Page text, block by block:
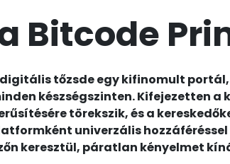
Bitcode
digitális tőzsde egy kifinomult
készségszinten. Kifejezetten
törekszik, és a
univerzális
keresztül, páratlan kényelmet